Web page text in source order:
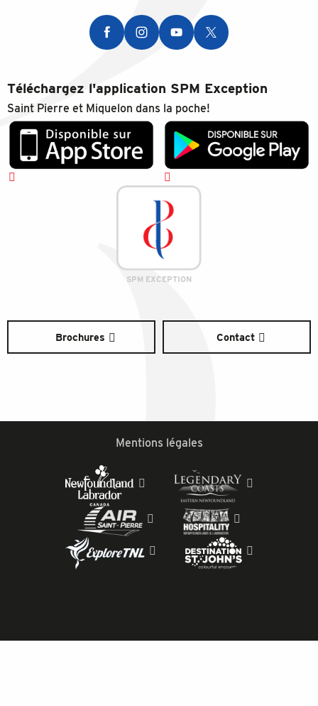
Téléchargez l'application SPM Exception
Saint Pierre et Miquelon dans la poche!
SPM EXCEPTION
Brochures Contact
Mentions légales